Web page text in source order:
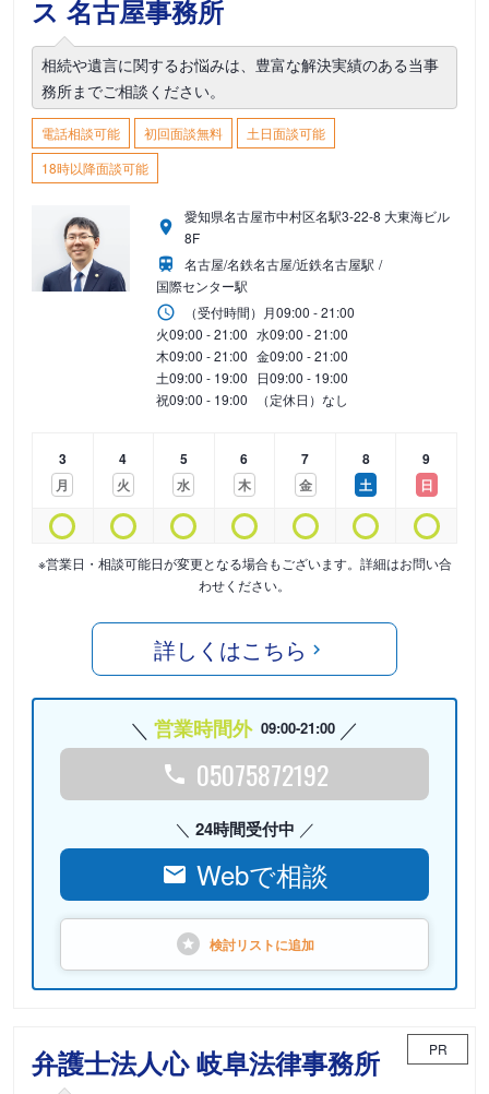
ス 名古屋事務所
相続や遺言に関するお悩みは、豊富な解決実績のある当事
務所までご相談ください。
電話相談可能 初回面談無料
土日面談可能
18時以降面談可能
愛知県名古屋市中村区名駅3-22-8 大東海ビル
8F
名古屋/名鉄名古屋/近鉄名古屋駅
国際センター駅
（受付時間） 月09:00 - 21:00
火09:00 - 21:00 水09:00 - 21:00
木09:00 - 21:00 金09:00 - 21:00
土09:00 - 19:00 日09:00 - 19:00
祝09:00 - 19:00 （定休日）なし
3
月
4
火
5
水
6
木
7
金
8
土
9
日
※営業日・相談可能日が変更となる場合もございます。詳細はお問い合
わせください。
詳しくはこちら
営業時間外 09:00-21:00
05075872192
24時間受付中
Webで相談
検討リストに追加
弁護士法人心 岐阜法律事務所 PR